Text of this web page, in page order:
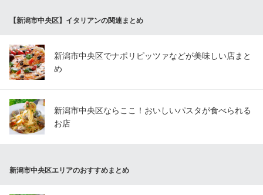
PIZZERIA IL AFFETTO （ピッツェリア イルアフェット）
ＪＲ新潟駅南口 徒歩5分
新潟県新潟市中央区笹口2-10-1 Win21ビル1F
【新潟市中央区】イタリアンの関連まとめ
新潟市中央区でナポリピッツァなどが美味しい店まと
め
新潟市中央区ならここ！おいしいパスタが食べられる
お店
新潟市中央区エリアのおすすめまとめ